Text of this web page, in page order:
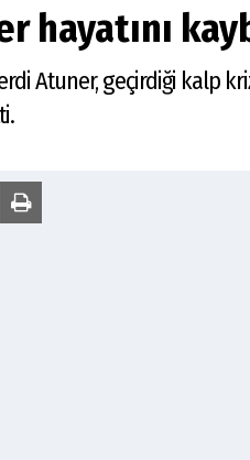
hayatını
Atuner, geçirdiği kalp